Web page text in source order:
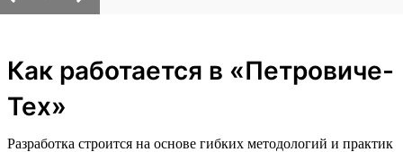
Как работается в «Петровиче-
Тех»
Разработка строится на основе гибких методологий и практик